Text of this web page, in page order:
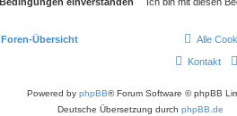
Foren-Übersicht Alle
Kontakt
Powered by phpBB® Forum Software © phpBB
Deutsche Übersetzung durch phpBB.de